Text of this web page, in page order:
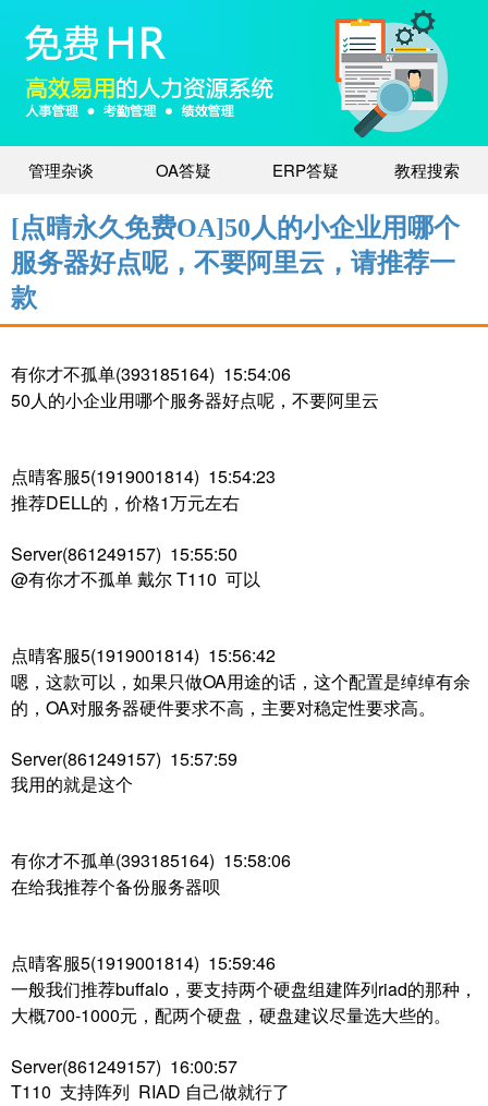
管理杂谈 OA答疑 ERP答疑 教程搜索
[点晴永久免费OA]50人的小企业用哪个
服务器好点呢，不要阿里云，请推荐一
款
有你才不孤单(393185164) 15:54:06
50人的小企业用哪个服务器好点呢，不要阿里云
点晴客服5(1919001814) 15:54:23
推荐DELL的，价格1万元左右
Server(861249157) 15:55:50
@有你才不孤单 戴尔 T110 可以
点晴客服5(1919001814) 15:56:42
嗯，这款可以，如果只做OA用途的话，这个配置是绰绰有余
的，OA对服务器硬件要求不高，主要对稳定性要求高。
Server(861249157) 15:57:59
我用的就是这个
有你才不孤单(393185164) 15:58:06
在给我推荐个备份服务器呗
点晴客服5(1919001814) 15:59:46
一般我们推荐buffalo，要支持两个硬盘组建阵列riad的那种，
大概700-1000元，配两个硬盘，硬盘建议尽量选大些的。
Server(861249157) 16:00:57
T110 支持阵列 RIAD 自己做就行了